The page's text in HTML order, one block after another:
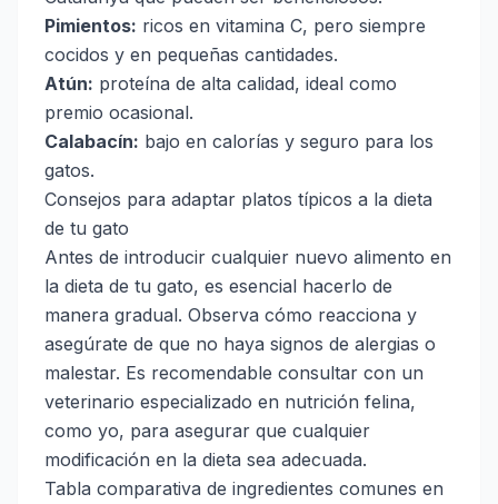
Pimientos: ricos en vitamina C, pero siempre
cocidos y en pequeñas cantidades.
Atún: proteína de alta calidad, ideal como
premio ocasional.
Calabacín: bajo en calorías y seguro para los
gatos.
Consejos para adaptar platos típicos a la dieta
de tu gato
Antes de introducir cualquier nuevo alimento en
la dieta de tu gato, es esencial hacerlo de
manera gradual. Observa cómo reacciona y
asegúrate de que no haya signos de alergias o
malestar. Es recomendable consultar con un
veterinario especializado en nutrición felina,
como yo, para asegurar que cualquier
modificación en la dieta sea adecuada.
Tabla comparativa de ingredientes comunes en